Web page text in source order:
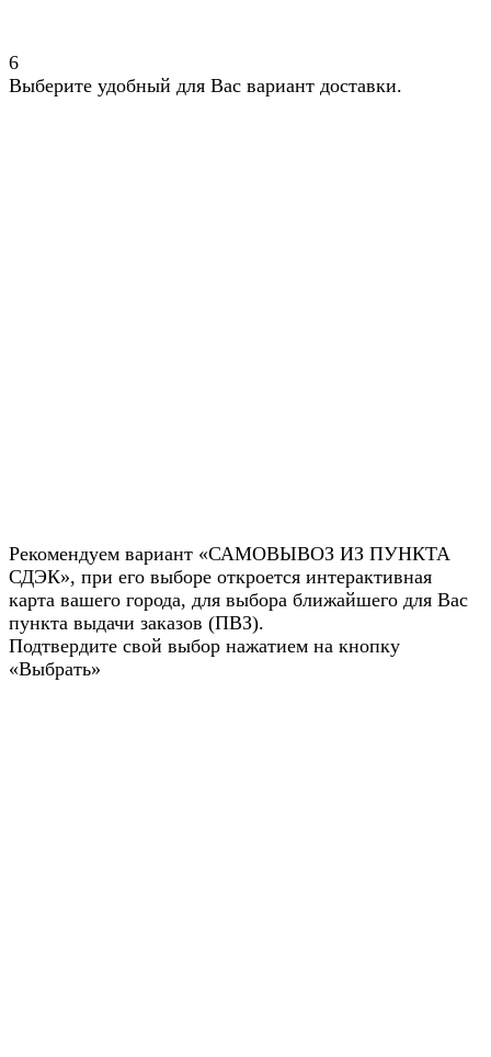
6
Выберите удобный для Вас вариант доставки.
Рекомендуем вариант «САМОВЫВОЗ ИЗ ПУНКТА
СДЭК», при его выборе откроется интерактивная
карта вашего города, для выбора ближайшего для Вас
пункта выдачи заказов (ПВЗ).
Подтвердите свой выбор нажатием на кнопку
«Выбрать»